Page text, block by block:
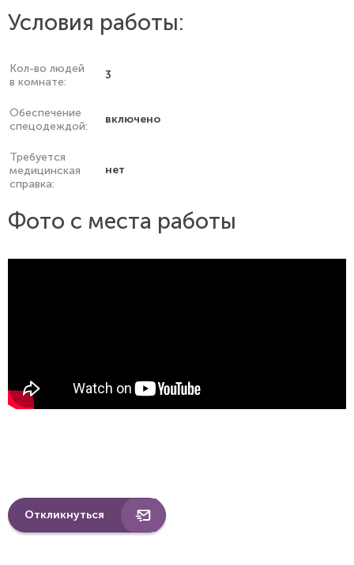
Условия работы:
Кол-во людей
в комнате:
3
Обеспечение
спецодеждой:
включено
Требуется
медицинская
справка:
нет
Фото с места работы
Откликнуться